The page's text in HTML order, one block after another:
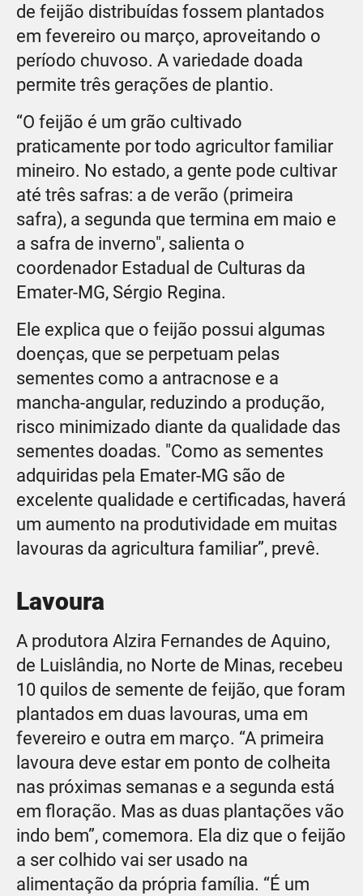
de feijão distribuídas fossem plantados
em fevereiro ou março, aproveitando o
período chuvoso. A variedade doada
permite três gerações de plantio.
“O feijão é um grão cultivado
praticamente por todo agricultor familiar
mineiro. No estado, a gente pode cultivar
até três safras: a de verão (primeira
safra), a segunda que termina em maio e
a safra de inverno", salienta o
coordenador Estadual de Culturas da
Emater-MG, Sérgio Regina.
Ele explica que o feijão possui algumas
doenças, que se perpetuam pelas
sementes como a antracnose e a
mancha-angular, reduzindo a produção,
risco minimizado diante da qualidade das
sementes doadas. "Como as sementes
adquiridas pela Emater-MG são de
excelente qualidade e certificadas, haverá
um aumento na produtividade em muitas
lavouras da agricultura familiar”, prevê.
Lavoura
A produtora Alzira Fernandes de Aquino,
de Luislândia, no Norte de Minas, recebeu
10 quilos de semente de feijão, que foram
plantados em duas lavouras, uma em
fevereiro e outra em março. “A primeira
lavoura deve estar em ponto de colheita
nas próximas semanas e a segunda está
em floração. Mas as duas plantações vão
indo bem”, comemora. Ela diz que o feijão
a ser colhido vai ser usado na
alimentação da própria família. “É um